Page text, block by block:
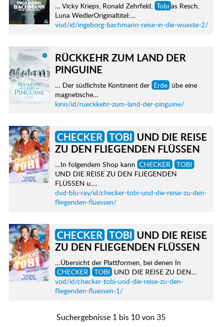
… Vicky Krieps, Ronald Zehrfeld, Tobi as Resch,
Luna WedlerOriginaltitel:…
vod/id/ingeborg-bachmann-reise-in-die-wueste-2/
RÜCKKEHR ZUM LAND DER
PINGUINE
… Der südlichste Kontinent der Erde übe eine
magnetische…
kino/id/rueckkehr-zum-land-der-pinguine/
CHECKER TOBIUND DIE REISE
ZU DEN FLIEGENDEN FLÜSSEN
…In folgendem Shop kann CHECKER
TOBI
UND DIE REISE ZU DEN FLIEGENDEN
FLÜSSEN u.…
dvd-blu-ray/id/checker-tobi-und-die-reise-zu-den-
fliegenden-fluessen/
CHECKER TOBIUND DIE REISE
ZU DEN FLIEGENDEN FLÜSSEN
…Übersicht der Plattformen, bei denen In
CHECKER
TOBI UND DIE REISE ZU DEN…
vod/id/checker-tobi-und-die-reise-zu-den-
fliegenden-fluessen-1/
Suchergebnisse 1 bis 10 von 35